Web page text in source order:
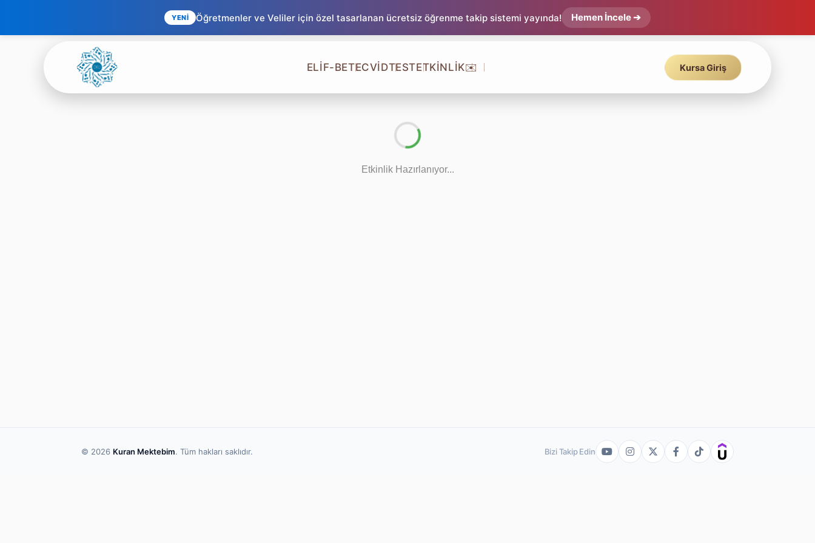
YENİ Öğretmenler ve Veliler için özel tasarlanan ücretsiz öğrenme takip sistemi yayında! Hemen İncele ➔
ELİF-BETECVİDTESTETKİNLİK✉️ Kursa Giriş
Etkinlik Hazırlanıyor...
© 2026 Kuran Mektebim. Tüm hakları saklıdır. Bizi Takip Edin